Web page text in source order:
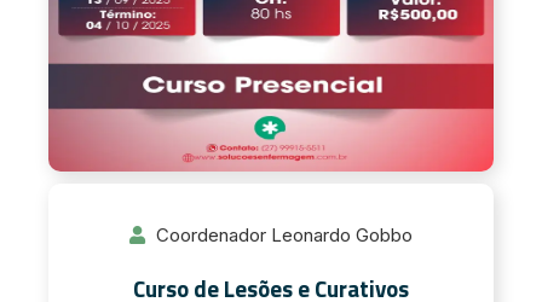
Coordenador Leonardo Gobbo
Curso de Lesões e Curativos